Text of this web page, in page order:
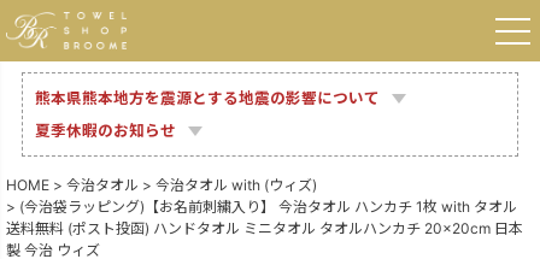
熊本県熊本地方を震源とする地震の影響について
夏季休暇のお知らせ
HOME 今治タオル
今治タオル with (ウィズ)
(今治袋ラッピング)【お名前刺繍入り】 今治タオル ハンカチ 1枚 with タオル
送料無料 (ポスト投函) ハンドタオル ミニタオル タオルハンカチ 20×20cm 日本
製 今治 ウィズ